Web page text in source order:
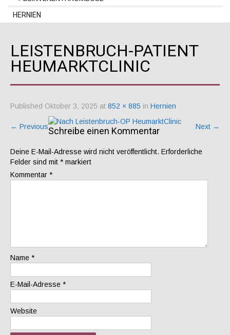
HERNIEN
LEISTENBRUCH-PATIENT
HEUMARKTCLINIC
Published Oktober 3, 2025 at 852 × 885 in Hernien
← Previous Next →
Schreibe einen Kommentar
Deine E-Mail-Adresse wird nicht veröffentlicht. Erforderliche
Felder sind mit * markiert
Kommentar *
Name *
E-Mail-Adresse *
Website